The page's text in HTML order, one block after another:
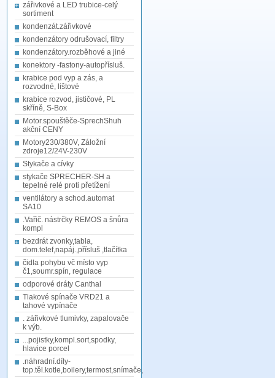
zářivkové a LED trubice-celý
sortiment
kondenzát.zářivkové
kondenzátory odrušovací, filtry
kondenzátory.rozběhové a jiné
konektory -fastony-autopřísluš.
krabice pod vyp a zás, a
rozvodné, lištové
krabice rozvod, jističové, PL
skříně, S-Box
Motor.spouštěče-SprechShuh
akční CENY
Motory230/380V, Záložní
zdroje12/24V-230V
Stykače a cívky
stykače SPRECHER-SH a
tepelné relé proti přetížení
ventilátory a schod.automat
SA10
.Vařič. nástrčky REMOS a šnůra
kompl
bezdrát zvonky,tabla,
dom.telef,napáj.,přísluš ,tlačítka
čidla pohybu vč místo vyp
č1,soumr.spín, regulace
odporové dráty Canthal
Tlakové spínače VRD21 a
tahové vypínače
. zářivkové tlumivky, zapalovače
k výb.
...pojistky,kompl.sort,spodky,
hlavice porcel
.náhradní.díly-
top.těl.kotle,boilery,termost,snímače,